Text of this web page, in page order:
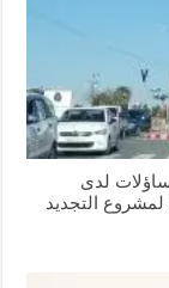
لدى
التجديد